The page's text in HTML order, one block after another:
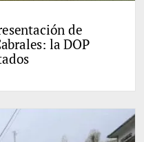
de
la DOP